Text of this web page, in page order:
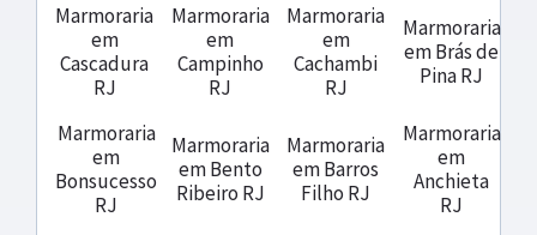
Marmoraria
em
Cascadura
RJ
Marmoraria
em
Campinho
RJ
Marmoraria
em
Cachambi
RJ
Marmoraria
em Brás de
Pina RJ
Marmoraria
em
Bonsucesso
RJ
Marmoraria
em Bento
Ribeiro RJ
Marmoraria
em Barros
Filho RJ
Marmoraria
em
Anchieta
RJ